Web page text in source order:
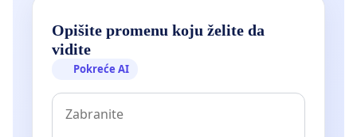
Opišite promenu koju želite da
vidite
Pokreće AI